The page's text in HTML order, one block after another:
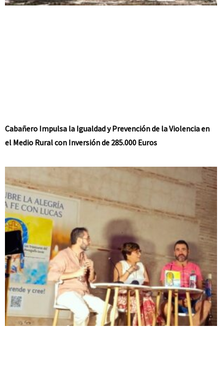
Cabañero Impulsa la Igualdad y Prevención de la Violencia en
el Medio Rural con Inversión de 285.000 Euros